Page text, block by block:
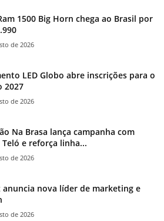
1500 Big Horn chega ao Brasil por
de 2026
LED Globo abre inscrições para o
2027
de 2026
Na Brasa lança campanha com
Teló e reforça linha...
de 2026
anuncia nova líder de marketing e
de 2026